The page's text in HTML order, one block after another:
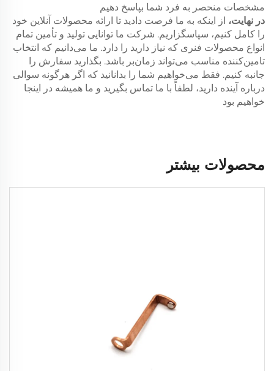
مشخصات منحصر به فرد شما بپاسخ دهیم
در نهایت، از اینکه به ما فرصت دادید تا ارائه محصولات آنلاین خود
را کامل کنیم، سپاسگزاریم. شرکت ما توانایی تولید و تأمین تمام
انواع محصولات فنری که نیاز دارید را دارد. ما می‌دانیم که انتخاب
تامین‌کننده مناسب می‌تواند زمان‌بر باشد. بگذارید سفارش را
جانبه کنیم. فقط می‌خواهیم شما را بدانانید که اگر هرگونه سوالی
درباره آینده دارید، لطفاً با ما تماس بگیرید و ما همیشه در اینجا
خواهیم بود
محصولات بیشتر